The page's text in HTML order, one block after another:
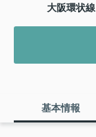
大阪環状線
基本情報